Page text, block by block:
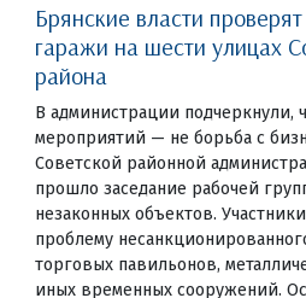
Брянские власти
гаражи на шести улицах
района
В администрации подчеркнули,
мероприятий — не борьба с
Советской районной
прошло заседание рабочей
незаконных объектов.
проблему
торговых павильонов,
иных временных сооружений.